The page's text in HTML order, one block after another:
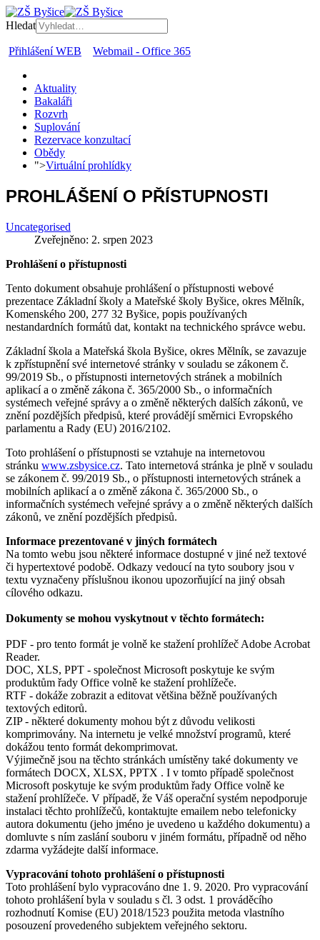
Hledat
Přihlášení WEB Webmail - Office 365
Aktuality
Bakaláři
Rozvrh
Suplování
Rezervace konzultací
Obědy
">Virtuální prohlídky
PROHLÁŠENÍ O PŘÍSTUPNOSTI
Uncategorised
Zveřejněno: 2. srpen 2023
Prohlášení o přístupnosti
Tento dokument obsahuje prohlášení o přístupnosti webové
prezentace Základní školy a Mateřské školy Byšice, okres Mělník,
Komenského 200, 277 32 Byšice, popis používaných
nestandardních formátů dat, kontakt na technického správce webu.
Základní škola a Mateřská škola Byšice, okres Mělník, se zavazuje
k zpřístupnění své internetové stránky v souladu se zákonem č.
99/2019 Sb., o přístupnosti internetových stránek a mobilních
aplikací a o změně zákona č. 365/2000 Sb., o informačních
systémech veřejné správy a o změně některých dalších zákonů, ve
znění pozdějších předpisů, které provádějí směrnici Evropského
parlamentu a Rady (EU) 2016/2102.
Toto prohlášení o přístupnosti se vztahuje na internetovou
stránku www.zsbysice.cz. Tato internetová stránka je plně v souladu
se zákonem č. 99/2019 Sb., o přístupnosti internetových stránek a
mobilních aplikací a o změně zákona č. 365/2000 Sb., o
informačních systémech veřejné správy a o změně některých dalších
zákonů, ve znění pozdějších předpisů.
Informace prezentované v jiných formátech
Na tomto webu jsou některé informace dostupné v jiné než textové
či hypertextové podobě. Odkazy vedoucí na tyto soubory jsou v
textu vyznačeny příslušnou ikonou upozorňující na jiný obsah
cílového odkazu.
Dokumenty se mohou vyskytnout v těchto formátech:
PDF - pro tento formát je volně ke stažení prohlížeč Adobe Acrobat
Reader.
DOC, XLS, PPT - společnost Microsoft poskytuje ke svým
produktům řady Office volně ke stažení prohlížeče.
RTF - dokáže zobrazit a editovat většina běžně používaných
textových editorů.
ZIP - některé dokumenty mohou být z důvodu velikosti
komprimovány. Na internetu je velké množství programů, které
dokážou tento formát dekomprimovat.
Výjimečně jsou na těchto stránkách umístěny také dokumenty ve
formátech DOCX, XLSX, PPTX . I v tomto případě společnost
Microsoft poskytuje ke svým produktům řady Office volně ke
stažení prohlížeče. V případě, že Váš operační systém nepodporuje
instalaci těchto prohlížečů, kontaktujte emailem nebo telefonicky
autora dokumentu (jeho jméno je uvedeno u každého dokumentu) a
domluvte s ním zaslání souboru v jiném formátu, případně od něho
zdarma vyžádejte další informace.
Vypracování tohoto prohlášení o přístupnosti
Toto prohlášení bylo vypracováno dne 1. 9. 2020. Pro vypracování
tohoto prohlášení byla v souladu s čl. 3 odst. 1 prováděcího
rozhodnutí Komise (EU) 2018/1523 použita metoda vlastního
posouzení provedeného subjektem veřejného sektoru.